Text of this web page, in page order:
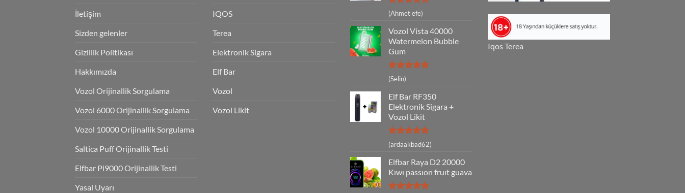
İletişim
Sizden gelenler
Gizlilik Politikası
Hakkımızda
Vozol Orijinallik Sorgulama
Vozol 6000 Orijinallik Sorgulama
Vozol 10000 Orijinallik Sorgulama
Saltica Puff Orijinallik Testi
Elfbar Pi9000 Orijinallik Testi
Yasal Uyarı
IQOS
Terea
Elektronik Sigara
Elf Bar
Vozol
Vozol Likit
5 üzerinden
5
(Ahmet efe)
Vozol Vista 40000
Watermelon Bubble
Gum
5 üzerinden
5
oy aldı
(Selin)
Elf Bar RF350
Elektronik Sigara +
Vozol Likit
5 üzerinden
5
(ardaakbad62)
Elfbar Raya D2 20000
Kıwı passıon fruıt guava
Iqos Terea